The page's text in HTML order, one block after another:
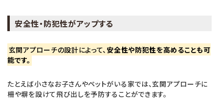
安全性・防犯性がアップする
玄関アプローチの設計によって、 安全性や防犯性を高めることも可
能です。
たとえば小さなお子さんやペットがいる家では、玄関アプローチに
柵や塀を設けて飛び出しを予防することができます。